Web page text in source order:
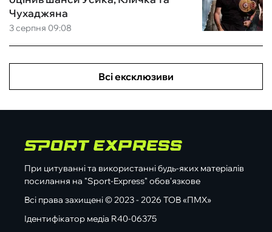
3 серпня 09:08
Чухаджяна
Всі ексклюзиви
При цитуванні та використанні будь-яких матеріалів
посилання на "Sport-Express" обов'язкове
Всі права захищені © 2023 - 2026 ТОВ «ПМХ»
Ідентифікатор медіа R40-06375